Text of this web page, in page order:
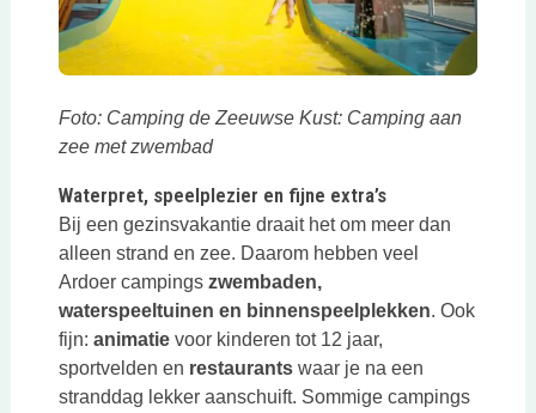
Foto: Camping de Zeeuwse Kust: Camping aan
zee met zwembad
Waterpret, speelplezier en fijne extra’s
Bij een gezinsvakantie draait het om meer dan
alleen strand en zee. Daarom hebben veel
Ardoer campings zwembaden,
waterspeeltuinen en binnenspeelplekken. Ook
fijn: animatievoor kinderen tot 12 jaar,
sportvelden en restaurantswaar je na een
stranddag lekker aanschuift. Sommige campings